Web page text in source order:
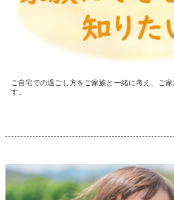
ご自宅での過ごし方をご家族と一緒に考え、ご
す。